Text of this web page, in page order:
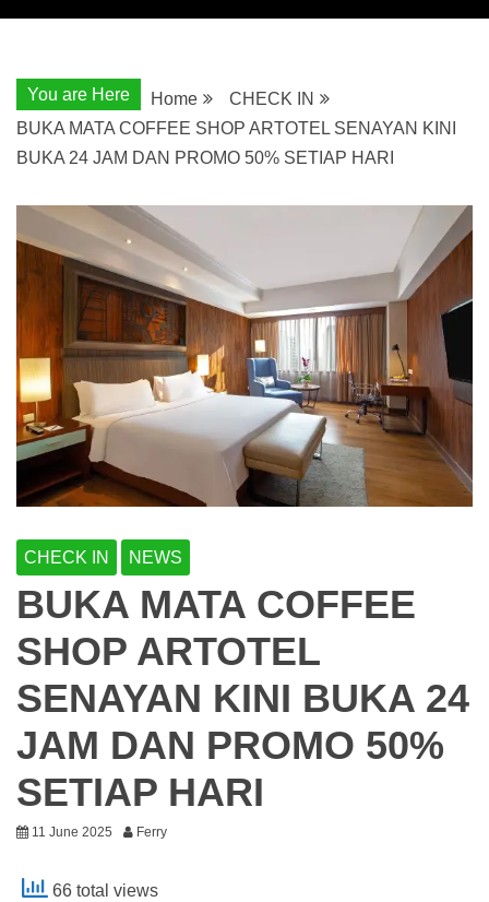
You are Here Home
CHECK IN
BUKA MATA COFFEE SHOP ARTOTEL SENAYAN KINI
BUKA 24 JAM DAN PROMO 50% SETIAP HARI
CHECK IN NEWS
BUKA MATA COFFEE
SHOP ARTOTEL
SENAYAN KINI BUKA 24
JAM DAN PROMO 50%
SETIAP HARI
11 June 2025 Ferry
66 total views